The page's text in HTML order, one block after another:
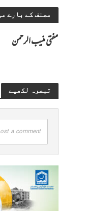
مصنف کے بارے
مفتی منیب الرحمن
تبصرہ لکھیے
a comment